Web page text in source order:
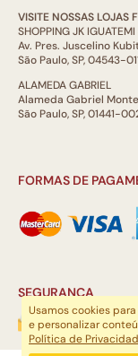
VISITE NOSSAS LOJAS
SHOPPING JK
Av. Pres. Juscelino
São Paulo, SP, 04543-
ALAMEDA GABRIEL
Alameda Gabriel
São Paulo, SP, 01441-
FORMAS DE
SEGURANÇA
Usamos cookies
e personalizar
Política de